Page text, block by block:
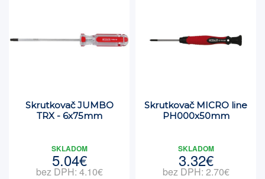
Skrutkovač JUMBO
TRX - 6x75mm
SKLADOM
5.04€
bez DPH: 4.10€
Skrutkovač MICRO line
PH000x50mm
SKLADOM
3.32€
bez DPH: 2.70€